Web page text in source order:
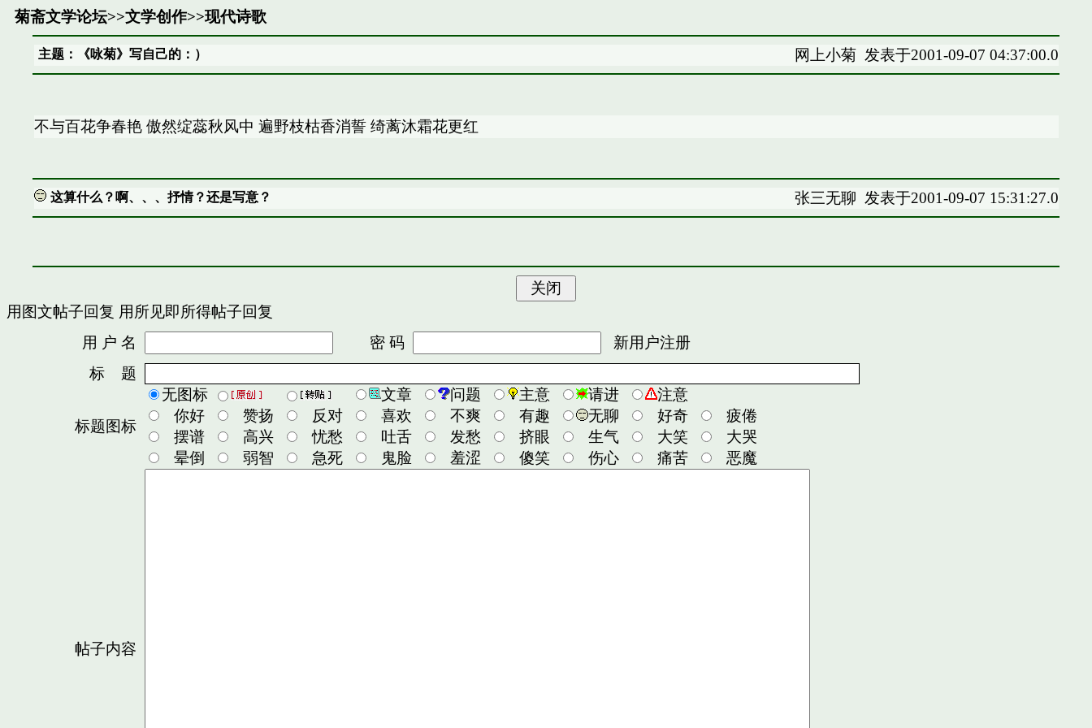
菊斋文学论坛>>文学创作>>现代诗歌
主题：《咏菊》写自己的：） 网上小菊发表于2001-09-07 04:37:00.0
不与百花争春艳 傲然绽蕊秋风中 遍野枝枯香消誓 绮蓠沐霜花更红
这算什么？啊、、、抒情？还是写意？ 张三无聊 发表于2001-09-07 15:31:27.0
用图文帖子回复 用所见即所得帖子回复
用 户 名
密 码
新用户注册
标 题
标题图标
无图标 文章 问题 主意 请进
注意
你好
赞扬 反对 喜欢 不爽 有趣 无聊 好奇
疲倦
摆谱
高兴 忧愁 吐舌 发愁 挤眼 生气 大笑
大哭
晕倒
弱智 急死 鬼脸 羞涩 傻笑 伤心 痛苦 恶魔
帖子内容